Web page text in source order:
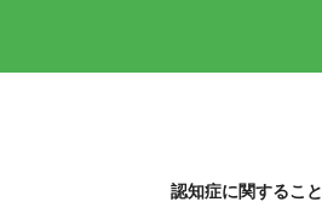
認知症に関すること